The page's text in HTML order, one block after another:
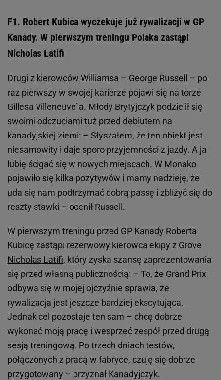
F1. Robert Kubica wyczekuje już rywalizacji w GP
Kanady. W pierwszym treningu Polaka zastąpi
Nicholas Latifi
Drugi z kierowców Williamsa – George Russell – po
raz pierwszy w swojej karierze pojawi się na torze
Gillesa Villeneuve`a. Młody Brytyjczyk podzielił się
swoimi odczuciami tuż przed debiutem na
kanadyjskiej ziemi: – Słyszałem, że ten obiekt jest
niesamowity i daje sporo przyjemności z jazdy. A ja
lubię ścigać się w nowych miejscach. W Monako
pojawiło się kilka pozytywów i mamy nadzieję, że
uda się nam podtrzymać dobrą passę i zbliżyć się do
reszty stawki – ocenił Russell.
W pierwszym treningu przed GP Kanady Roberta
Kubicę zastąpi rezerwowy kierowca ekipy z Grove
Nicholas Latifi, który zyska szansę zaprezentowania
się przed własną publicznością: – To, że Grand Prix
odbywa się w mojej ojczyźnie sprawia, że
rywalizacja jest jeszcze bardziej ekscytująca.
Jednak cel pozostaje ten sam – chcę dobrze
wykonać moją pracę i wesprzeć zespół przed drugą
sesją treningową. Po trzech dniach testów,
połączonych z pracą w fabryce, czuję się dobrze
przygotowany – przyznał Kanadyjczyk.